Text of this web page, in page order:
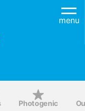
menu
Photogenic